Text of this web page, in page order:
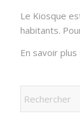
Le Kiosque
habitants.
En savoir plus